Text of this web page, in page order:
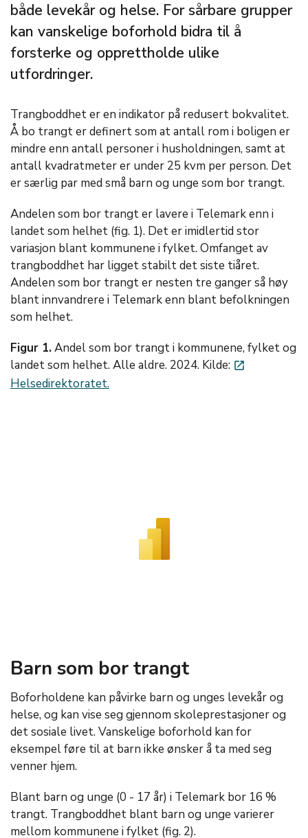
både levekår og helse. For sårbare grupper
kan vanskelige boforhold bidra til å
forsterke og opprettholde ulike
utfordringer.
Trangboddhet er en indikator på redusert bokvalitet.
Å bo trangt er definert som at antall rom i boligen er
mindre enn antall personer i husholdningen, samt at
antall kvadratmeter er under 25 kvm per person. Det
er særlig par med små barn og unge som bor trangt.
Andelen som bor trangt er lavere i Telemark enn i
landet som helhet (fig. 1). Det er imidlertid stor
variasjon blant kommunene i fylket. Omfanget av
trangboddhet har ligget stabilt det siste tiåret.
Andelen som bor trangt er nesten tre ganger så høy
blant innvandrere i Telemark enn blant befolkningen
som helhet.
Figur 1.Andel som bor trangt i kommunene, fylket og
landet som helhet. Alle aldre. 2024. Kilde: launch
Helsedirektoratet.
Barn som bor trangt
Boforholdene kan påvirke barn og unges levekår og
helse, og kan vise seg gjennom skoleprestasjoner og
det sosiale livet. Vanskelige boforhold kan for
eksempel føre til at barn ikke ønsker å ta med seg
venner hjem.
Blant barn og unge (0 - 17 år) i Telemark bor 16 %
trangt. Trangboddhet blant barn og unge varierer
mellom kommunene i fylket (fig. 2).